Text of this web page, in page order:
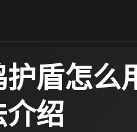
盾怎么
绍